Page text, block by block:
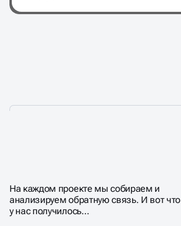
ВЫБИРАЮТ НАС?
На каждом проекте мы собираем и
анализируем обратную связь. И вот что
у нас получилось…